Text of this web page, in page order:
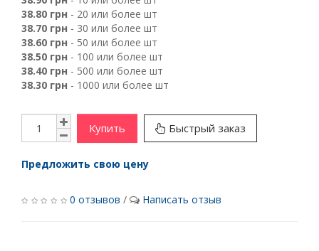
38.80 грн - 20 или более шт
38.70 грн - 30 или более шт
38.60 грн - 50 или более шт
38.50 грн - 100 или более шт
38.40 грн - 500 или более шт
38.30 грн - 1000 или более шт
Купить Быстрый заказ
Предложить свою цену
0 отзывов / Написать отзыв